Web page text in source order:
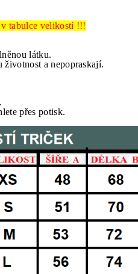
tabulce velikostí !!!
látku.
a nepopraskají.
přes potisk.